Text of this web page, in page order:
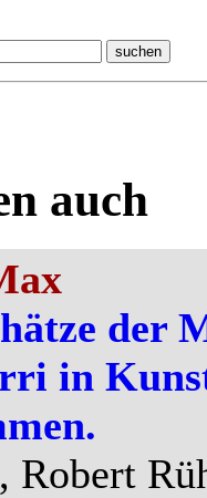
auch
der
in
Robert